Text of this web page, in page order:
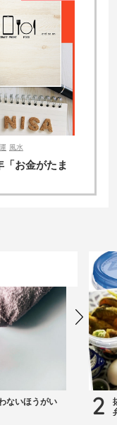
ないほうがい
2
風水
「お金がたま